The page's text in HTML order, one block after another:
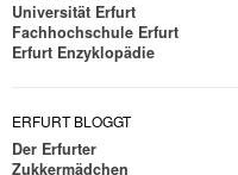
Universität Erfurt
Fachhochschule Erfurt
Erfurt Enzyklopädie
ERFURT BLOGGT
Der Erfurter
Zukkermädchen